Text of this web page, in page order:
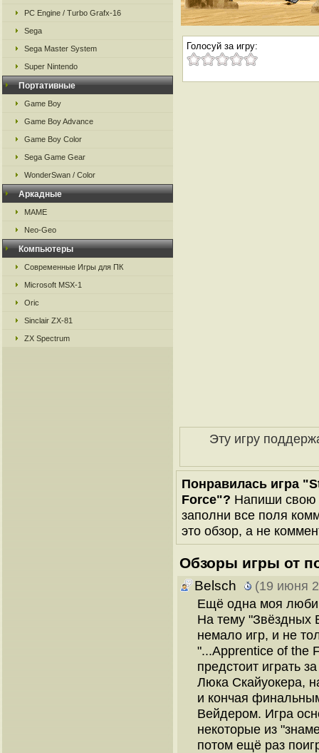
PC Engine / Turbo Grafx-16
Sega
Sega Master System
Super Nintendo
Портативные
Game Boy
Game Boy Advance
Game Boy Color
Sega Game Gear
WonderSwan / Color
Аркадные
MAME
Neo-Geo
Компьютеры
Современные Игры для ПК
Microsoft MSX-1
Oric
Sinclair ZX-81
ZX Spectrum
Голосуй за игру:
Эту игру
Понравилась игра
Force"? Напиши свою
заполни все поля
это обзор, а не
Обзоры игры от
Belsch
(19 июня
Ещё одна моя
На тему "Звёздных
немало игр, и не
"...Apprentice of the
предстоит играть
Люка Скайуокера,
и кончая
Вейдером. Игра
некоторые из
потом ещё раз